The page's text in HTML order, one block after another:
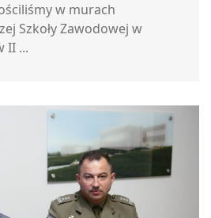
w murach
Szkoły Zawodowej w
II ...